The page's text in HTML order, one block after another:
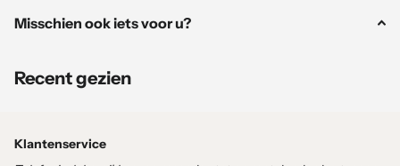
Dankzij de levering in pot is deze liguster
pot?
Misschien ook iets voor u?
Recent gezien
Klantenservice